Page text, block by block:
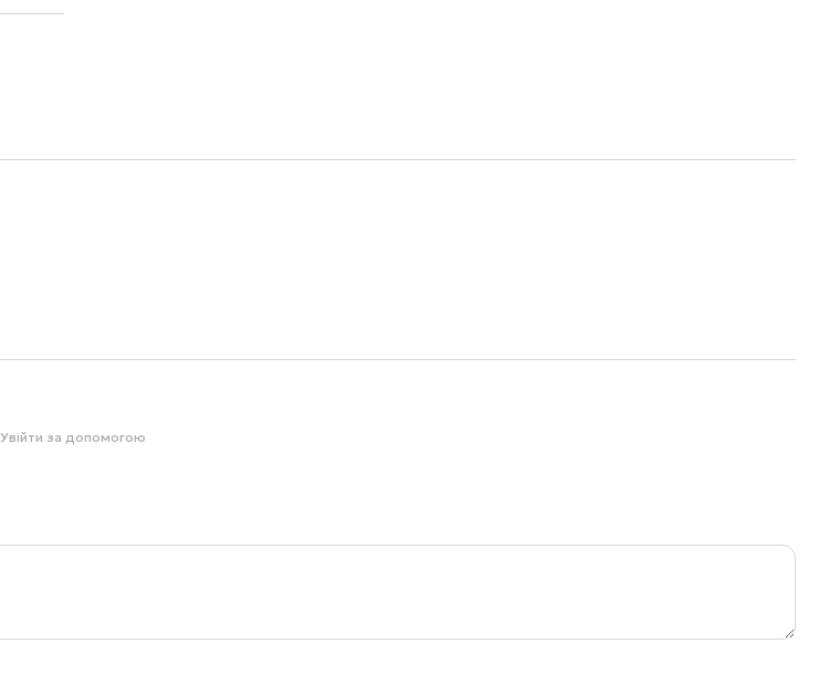
Увійти за допомогою